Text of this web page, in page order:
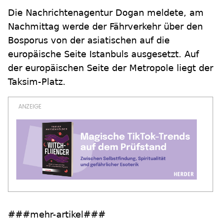
Die Nachrichtenagentur Dogan meldete, am
Nachmittag werde der Fährverkehr über den
Bosporus von der asiatischen auf die
europäische Seite Istanbuls ausgesetzt. Auf
der europäischen Seite der Metropole liegt der
Taksim-Platz.
###mehr-artikel###